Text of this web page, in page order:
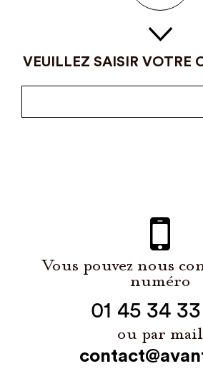
VEUILLEZ SAISIR VOTRE
Vous pouvez nous
numéro
01 45 34
ou par mail